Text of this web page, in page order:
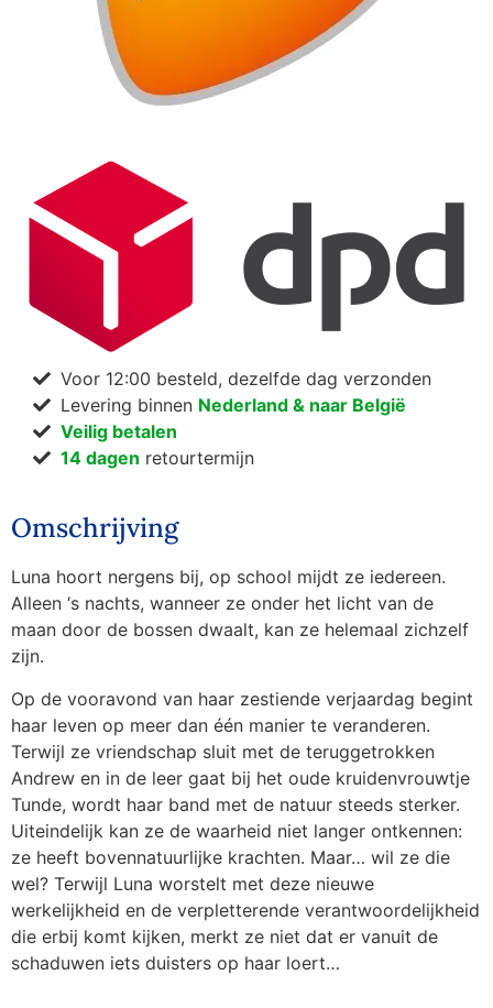
Voor 12:00 besteld, dezelfde dag verzonden
Levering binnen Nederland & naar België
Veilig betalen
14 dagen retourtermijn
Omschrijving
Luna hoort nergens bij, op school mijdt ze iedereen.
Alleen ‘s nachts, wanneer ze onder het licht van de
maan door de bossen dwaalt, kan ze helemaal zichzelf
zijn.
Op de vooravond van haar zestiende verjaardag begint
haar leven op meer dan één manier te veranderen.
Terwijl ze vriendschap sluit met de teruggetrokken
Andrew en in de leer gaat bij het oude kruidenvrouwtje
Tunde, wordt haar band met de natuur steeds sterker.
Uiteindelijk kan ze de waarheid niet langer ontkennen:
ze heeft bovennatuurlijke krachten. Maar… wil ze die
wel? Terwijl Luna worstelt met deze nieuwe
werkelijkheid en de verpletterende verantwoordelijkheid
die erbij komt kijken, merkt ze niet dat er vanuit de
schaduwen iets duisters op haar loert…